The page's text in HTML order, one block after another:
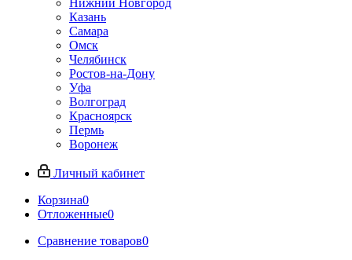
Нижний Новгород
Казань
Самара
Омск
Челябинск
Ростов-на-Дону
Уфа
Волгоград
Красноярск
Пермь
Воронеж
Личный кабинет
Корзина0
Отложенные0
Сравнение товаров0